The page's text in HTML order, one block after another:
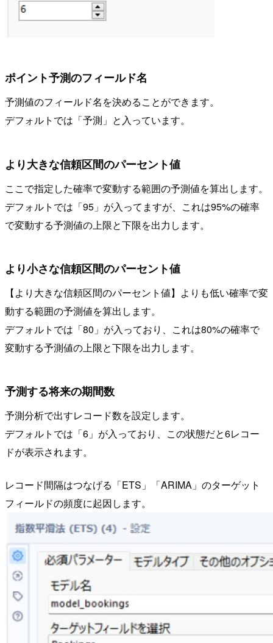
ポイント予測のフィールド名
予測値のフィールド名を決めることができます。
デフォルトでは「予測」と入っています。
より大きな信頼区間のパーセント値
ここで指定した確率で変動する範囲の予測値を算出します。
デフォルトでは「95」が入ってますが、これは95%の確率
で変動する予測値の上限と下限を出力します。
より小さな信頼区間のパーセント値
【より大きな信頼区間のパーセント値】よりも低い確率で変
動する範囲の予測値を算出します。
デフォルトでは「80」が入っており、これは80%の確率で
変動する予測値の上限と下限を出力します。
予測する将来の期間数
予測分析で出すレコード数を設定します。
デフォルトでは「6」が入っており、この状態だと6レコー
ドが表示されます。
レコード間隔はつなげる「ETS」「ARIMA」のターゲット
フィールドの頻度に起因します。